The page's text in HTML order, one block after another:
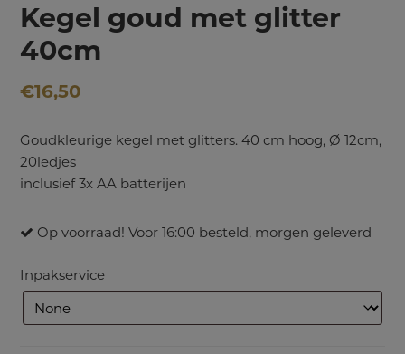
Kegel goud met glitter
40cm
€16,50
Goudkleurige kegel met glitters. 40 cm hoog, Ø 12cm,
20ledjes
inclusief 3x AA batterijen
Op voorraad! Voor 16:00 besteld, morgen geleverd
Inpakservice